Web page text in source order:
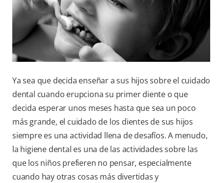
PA (ES)
SUSCRÍBASE
Ya sea que decida enseñar a sus hijos sobre el cuidado
dental cuando erupciona su primer diente o que
decida esperar unos meses hasta que sea un poco
más grande, el cuidado de los dientes de sus hijos
siempre es una actividad llena de desafíos. A menudo,
la higiene dental es una de las actividades sobre las
que los niños prefieren no pensar, especialmente
cuando hay otras cosas más divertidas y